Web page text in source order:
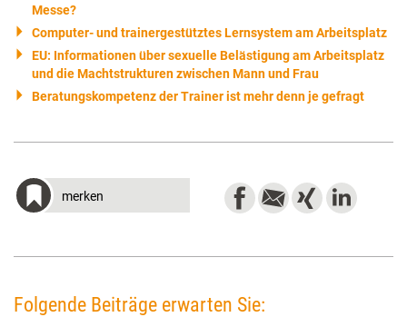
Messe?
Computer- und trainergestütztes Lernsystem am Arbeitsplatz
EU: Informationen über sexuelle Belästigung am Arbeitsplatz
und die Machtstrukturen zwischen Mann und Frau
Beratungskompetenz der Trainer ist mehr denn je gefragt
merken
Folgende Beiträge erwarten Sie: